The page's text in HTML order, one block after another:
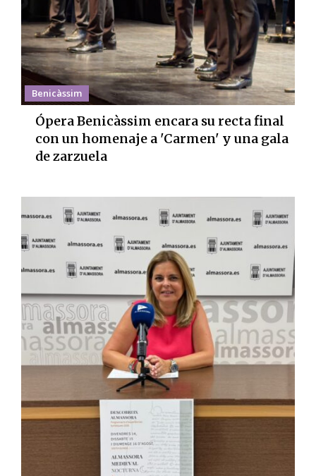
Benicàssim
Ópera Benicàssim encara su recta final
con un homenaje a 'Carmen' y una gala
de zarzuela